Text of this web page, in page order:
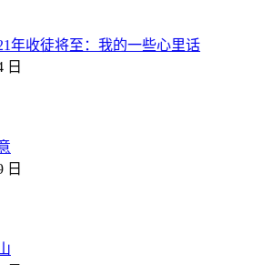
年收徒将至：我的一些心里话
日
日